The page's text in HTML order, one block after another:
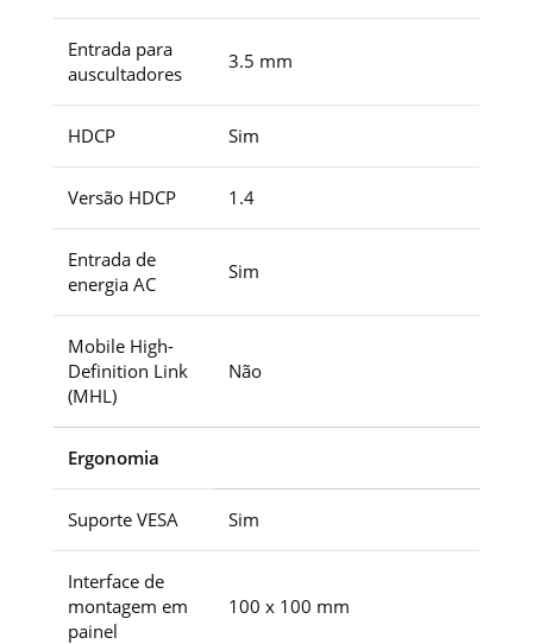
Entrada para
auscultadores
3.5 mm
HDCP Sim
Versão HDCP 1.4
Entrada de
energia AC
Sim
Mobile High-
Definition Link
(MHL)
Não
Ergonomia
Suporte VESA Sim
Interface de
montagem em
painel
100 x 100 mm